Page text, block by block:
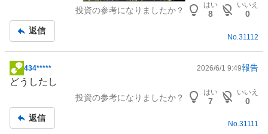
投資の参考になりましたか？
はい
8
いいえ
0
返信
No. 31112
掲
示
事
434***** 2026/6/1 9:49報告
どうしたし
投資の参考になりましたか？
はい
7
いいえ
0
返信
No.31111